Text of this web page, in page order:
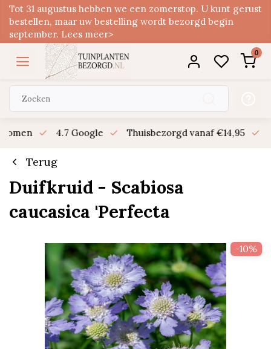
Tot 31 augustus hebben we een zomerstop. U kunt gerust
bestellen, maar uw bestelling wordt bezorgd begin
september. Lees meer>
0
4.7 Google Thuisbezorgd vanaf €14,95
Terug
Duifkruid - Scabiosa
caucasica 'Perfecta
-10%